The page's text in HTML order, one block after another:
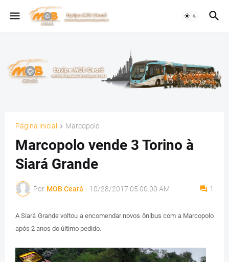
Página inicial Marcopolo
Marcopolo vende 3 Torino à
Siará Grande
Por MOB Ceará - 10/28/2017 05:00:00 AM 1
A Siará Grande voltou a encomendar novos ônibus com a Marcopolo
após 2 anos do último pedido.